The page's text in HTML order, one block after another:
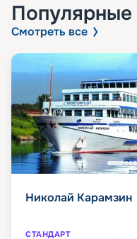
Популярные
Смотреть все
Николай Карамзин
СТАНДАРТ